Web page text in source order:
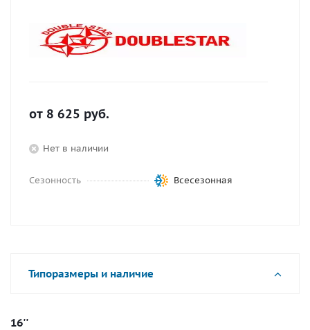
от 8 625 руб.
Нет в наличии
Сезонность Всесезонная
Типоразмеры и наличие
16''